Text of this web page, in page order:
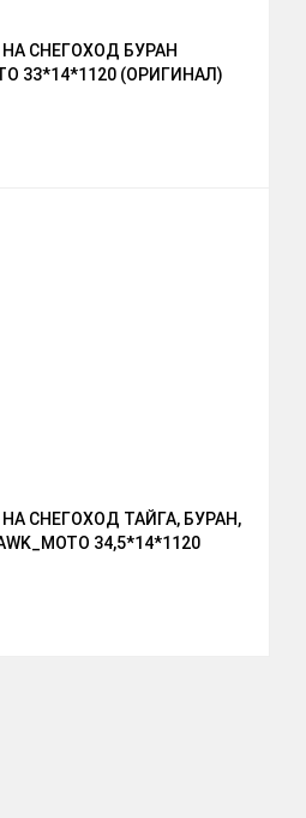
СНЕГОХОД БУРАН
33*14*1120 (ОРИГИНАЛ)
СНЕГОХОД ТАЙГА, БУРАН,
34,5*14*1120